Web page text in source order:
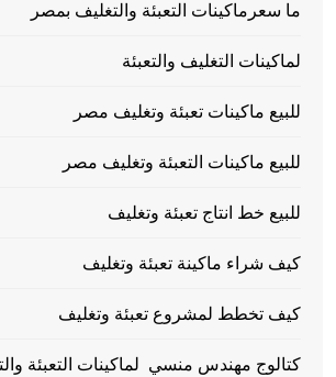
ما سعرماكينات التعبئة والتغليف بمصر
لماكينات التغليف والتعبئة
للبيع ماكينات تعبئة وتغليف مصر
للبيع ماكينات التعبئة وتغليف مصر
للبيع خط انتاج تعبئة وتغليف
كيف شراء ماكينة تعبئة وتغليف
كيف تخطط لمشروع تعبئة وتغليف
كتالوج مهندس منسي لماكينات التعبئة